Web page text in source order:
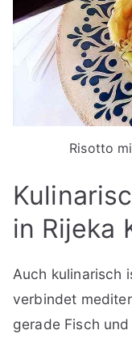
Risotto
in Rijeka
Auch kulinarisch
verbindet
gerade Fisch